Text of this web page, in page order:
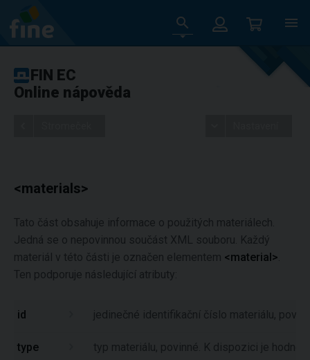
FIN EC
Online nápověda
<materials>
Tato část obsahuje informace o použitých materiálech.
Jedná se o nepovinnou součást XML souboru. Každý
materiál v této části je označen elementem <material>
Ten podporuje následující atributy:
id jedinečné identifikační číslo materiálu,
type typ materiálu, povinné. K dispozici je